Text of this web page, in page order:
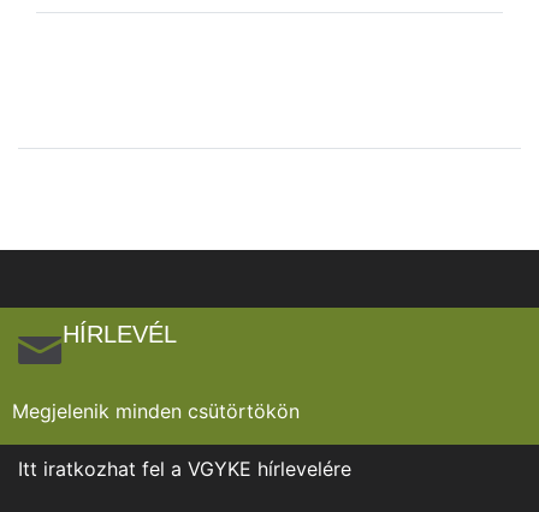
HÍRLEVÉL
Megjelenik minden csütörtökön
Itt iratkozhat fel a VGYKE hírlevelére